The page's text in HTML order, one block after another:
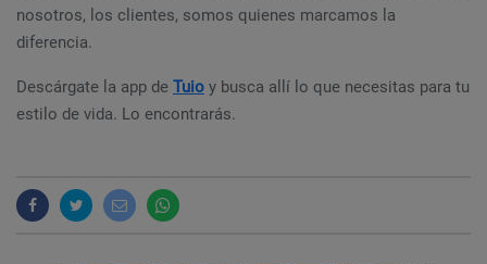
nosotros, los clientes, somos quienes marcamos la
diferencia.
Descárgate la app de Tuio y busca allí lo que necesitas para tu
estilo de vida. Lo encontrarás.